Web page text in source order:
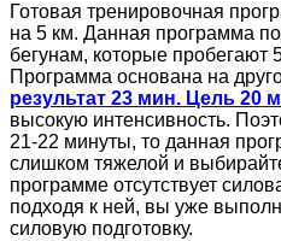
Готовая тренировочная
на 5 км. Данная программа
бегунам, которые пробегают
Программа основана на
результат 23 мин. Цель 20
высокую интенсивность.
21-22 минуты, то данная
слишком тяжелой и
программе отсутствует
подходя к ней, вы уже
силовую подготовку.